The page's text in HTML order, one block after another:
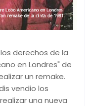
derechos de la
en Londres" de
un remake.
vendio los
una nueva